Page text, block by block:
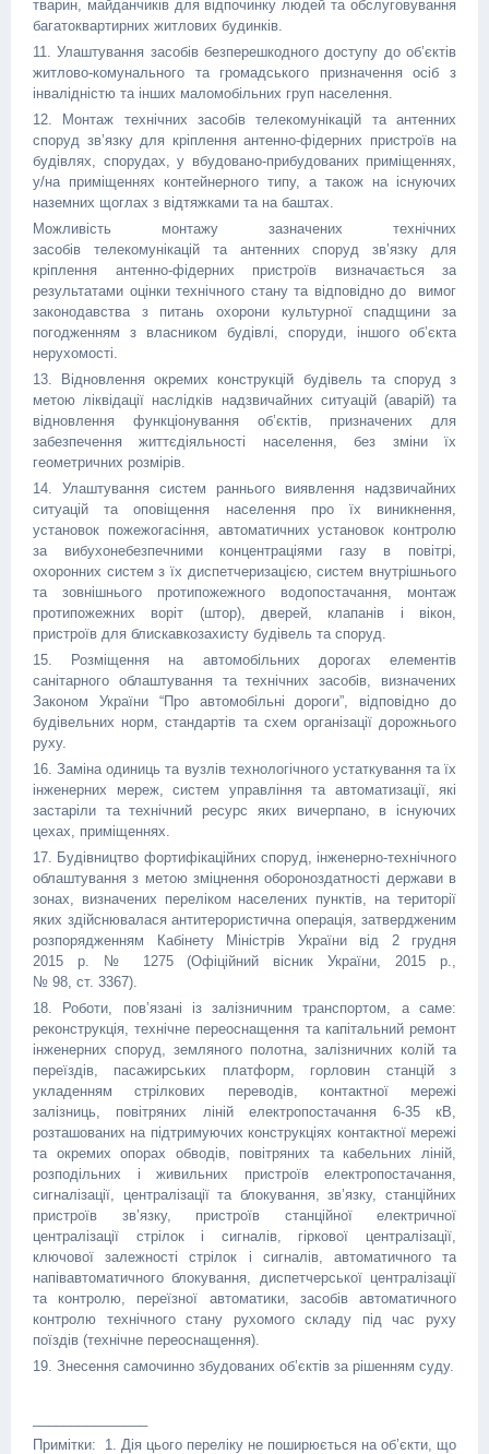
тварин, майданчиків для відпочинку людей та обслуговування
багатоквартирних житлових будинків.
11. Улаштування засобів безперешкодного доступу до об’єктів
житлово-комунального та громадського призначення осіб з
інвалідністю та інших маломобільних груп населення.
12. Монтаж технічних засобів телекомунікацій та антенних
споруд зв’язку для кріплення антенно-фідерних пристроїв на
будівлях, спорудах, у вбудовано-прибудованих приміщеннях,
у/на приміщеннях контейнерного типу, а також на існуючих
наземних щоглах з відтяжками та на баштах.
Можливість монтажу зазначених технічних
засобів телекомунікацій та антенних споруд зв’язку для
кріплення антенно-фідерних пристроїв визначається за
результатами оцінки технічного стану та відповідно до вимог
законодавства з питань охорони культурної спадщини за
погодженням з власником будівлі, споруди, іншого об’єкта
нерухомості.
13. Відновлення окремих конструкцій будівель та споруд з
метою ліквідації наслідків надзвичайних ситуацій (аварій) та
відновлення функціонування об’єктів, призначених для
забезпечення життєдіяльності населення, без зміни їх
геометричних розмірів.
14. Улаштування систем раннього виявлення надзвичайних
ситуацій та оповіщення населення про їх виникнення,
установок пожежогасіння, автоматичних установок контролю
за вибухонебезпечними концентраціями газу в повітрі,
охоронних систем з їх диспетчеризацією, систем внутрішнього
та зовнішнього протипожежного водопостачання, монтаж
протипожежних воріт (штор), дверей, клапанів і вікон,
пристроїв для блискавкозахисту будівель та споруд.
15. Розміщення на автомобільних дорогах елементів
санітарного облаштування та технічних засобів, визначених
Законом України “Про автомобільні дороги”, відповідно до
будівельних норм, стандартів та схем організації дорожнього
руху.
16. Заміна одиниць та вузлів технологічного устаткування та їх
інженерних мереж, систем управління та автоматизації, які
застаріли та технічний ресурс яких вичерпано, в існуючих
цехах, приміщеннях.
17. Будівництво фортифікаційних споруд, інженерно-технічного
облаштування з метою зміцнення обороноздатності держави в
зонах, визначених переліком населених пунктів, на території
яких здійснювалася антитерористична операція, затвердженим
розпорядженням Кабінету Міністрів України від 2 грудня
2015 р. № 1275 (Офіційний вісник України, 2015 р.,
№ 98, ст. 3367).
18. Роботи, пов’язані із залізничним транспортом, а саме:
реконструкція, технічне переоснащення та капітальний ремонт
інженерних споруд, земляного полотна, залізничних колій та
переїздів, пасажирських платформ, горловин станцій з
укладенням стрілкових переводів, контактної мережі
залізниць, повітряних ліній електропостачання 6-35 кВ,
розташованих на підтримуючих конструкціях контактної мережі
та окремих опорах обводів, повітряних та кабельних ліній,
розподільних і живильних пристроїв електропостачання,
сигналізації, централізації та блокування, зв’язку, станційних
пристроїв зв’язку, пристроїв станційної електричної
централізації стрілок і сигналів, гіркової централізації,
ключової залежності стрілок і сигналів, автоматичного та
напівавтоматичного блокування, диспетчерської централізації
та контролю, переїзної автоматики, засобів автоматичного
контролю технічного стану рухомого складу під час руху
поїздів (технічне переоснащення).
19. Знесення самочинно збудованих об’єктів за рішенням суду.
Примітки: 1. Дія цього переліку не поширюється на об’єкти, що